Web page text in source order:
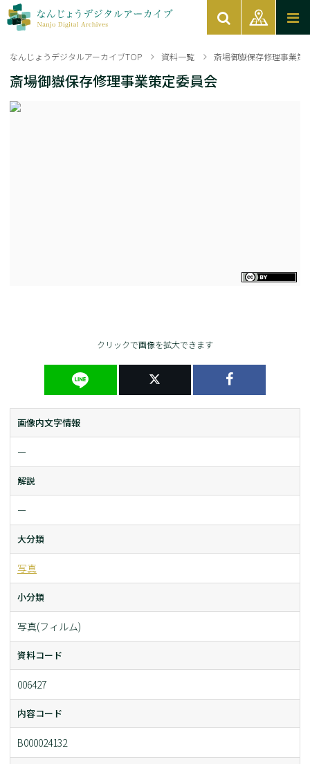
なんじょうデジタルアーカイブTOP 資料一覧 斎場御嶽保存修理事業策
斎場御嶽保存修理事業策定委員会
クリックで画像を拡大できます
画像内文字情報
ー
解説
ー
大分類
写真
小分類
写真(フィルム)
資料コード
006427
内容コード
B000024132